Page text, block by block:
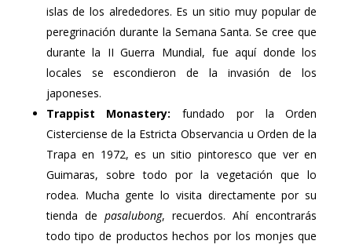
islas de los alrededores. Es un sitio muy popular de
peregrinación durante la Semana Santa. Se cree que
durante la II Guerra Mundial, fue aquí donde los
locales se escondieron de la invasión de los
japoneses.
Trappist Monastery:fundado por la Orden
Cisterciense de la Estricta Observancia u Orden de la
Trapa en 1972, es un sitio pintoresco que ver en
Guimaras, sobre todo por la vegetación que lo
rodea. Mucha gente lo visita directamente por su
tienda de pasalubong, recuerdos. Ahí encontrarás
todo tipo de productos hechos por los monjes que